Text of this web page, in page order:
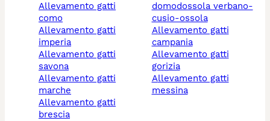
allevamento gatti
como
allevamento gatti
imperia
allevamento gatti
savona
allevamento gatti
marche
allevamento gatti
brescia
domodossola verbano-
cusio-ossola
allevamento gatti
campania
allevamento gatti
gorizia
allevamento gatti
messina